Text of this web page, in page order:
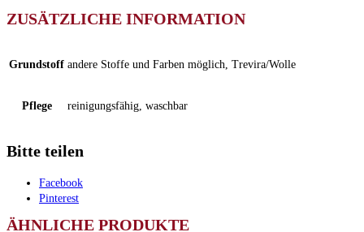
ZUSÄTZLICHE INFORMATION
Grundstoff andere Stoffe und Farben möglich, Trevira/Wolle
Pflege reinigungsfähig, waschbar
Bitte teilen
Facebook
Pinterest
ÄHNLICHE PRODUKTE